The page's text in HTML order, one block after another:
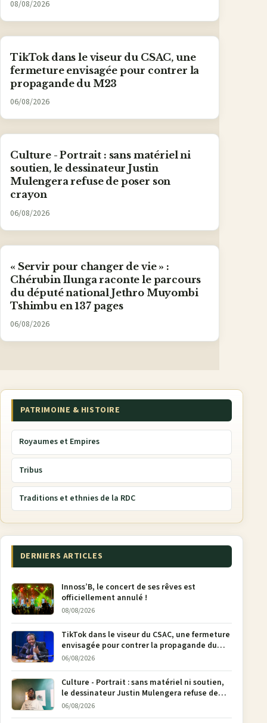
08/08/2026
TikTok dans le viseur du CSAC, une
fermeture envisagée pour contrer la
propagande du M23
06/08/2026
Culture - Portrait : sans matériel ni
soutien, le dessinateur Justin
Mulengera refuse de poser son
crayon
06/08/2026
« Servir pour changer de vie » :
Chérubin Ilunga raconte le parcours
du député national Jethro Muyombi
Tshimbu en 137 pages
06/08/2026
PATRIMOINE & HISTOIRE
Royaumes et Empires
Tribus
Traditions et ethnies de la RDC
DERNIERS ARTICLES
Innoss’B, le concert de ses rêves est
officiellement annulé !
08/08/2026
TikTok dans le viseur du CSAC, une fermeture
envisagée pour contrer la propagande du
M23
06/08/2026
Culture - Portrait : sans matériel ni soutien,
le dessinateur Justin Mulengera refuse de
poser son crayon
06/08/2026